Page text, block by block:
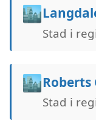
🏙️
Stad i
🏙️Roberts
Stad i